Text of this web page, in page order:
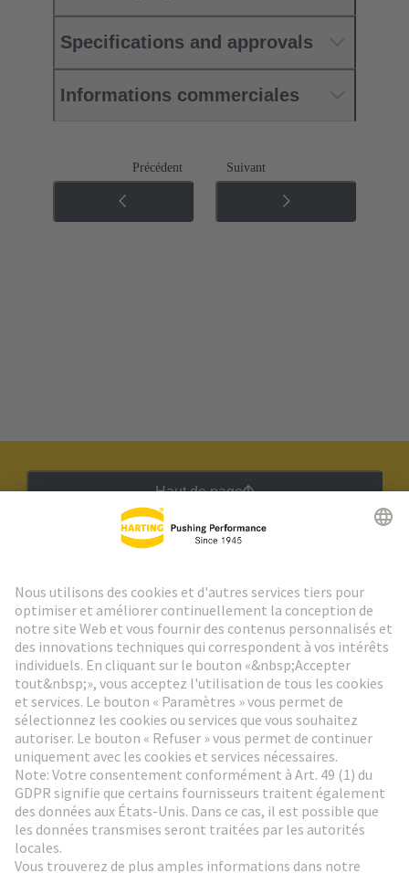
Specifications and approvals
Informations commerciales
Précédent Suivant
Haut de page
Aller à l'inscription
Social Media